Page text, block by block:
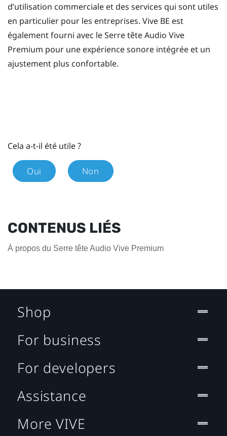
d’utilisation commerciale et des services qui sont utiles
en particulier pour les entreprises. Vive BE est
également fourni avec leSerre tête Audio Vive
Premium pour une expérience sonore intégrée et un
ajustement plus confortable.
Cela a-t-il été utile ?
Oui Non
CONTENUS LIÉS
À propos du Serre tête Audio Vive Premium
Shop
For business
For developers
Assistance
More VIVE